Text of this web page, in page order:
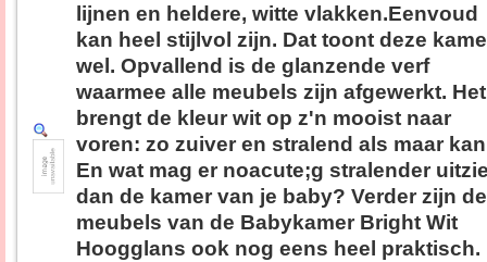
lijnen en heldere, witte vlakken.Eenvoud
kan heel stijlvol zijn. Dat toont deze
wel. Opvallend is de glanzende verf
waarmee alle meubels zijn afgewerkt. Het
brengt de kleur wit op z'n mooist naar
voren: zo zuiver en stralend als maar
En wat mag er noacute;g stralender
dan de kamer van je baby? Verder zijn de
meubels van de Babykamer Bright Wit
Hoogglans ook nog eens heel praktisch.